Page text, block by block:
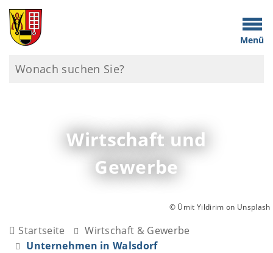
Menü
Wirtschaft und
Gewerbe
© Ümit Yildirim on Unsplash
Startseite
Wirtschaft & Gewerbe
Unternehmen in Walsdorf